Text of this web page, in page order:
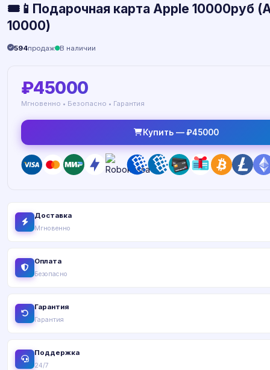
🎟📱Подарочная карта Apple 10000руб
10000)
594продаж В наличии
₽45000
Мгновенно • Безопасно • Гарантия
Купить — ₽45000
Доставка
Мгновенно
Оплата
Безопасно
Гарантия
Гарантия
Поддержка
24/7